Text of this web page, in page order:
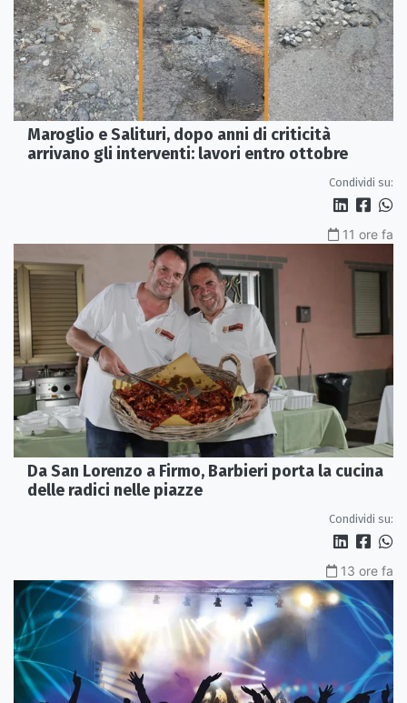
Maroglio e Salituri, dopo anni di criticità
arrivano gli interventi: lavori entro ottobre
Condividi su:
11 ore fa
Da San Lorenzo a Firmo, Barbieri porta la cucina
delle radici nelle piazze
Condividi su:
13 ore fa